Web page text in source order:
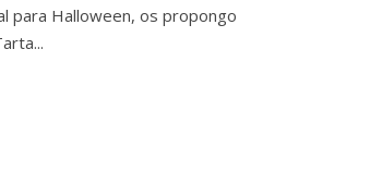
para Halloween, os propongo